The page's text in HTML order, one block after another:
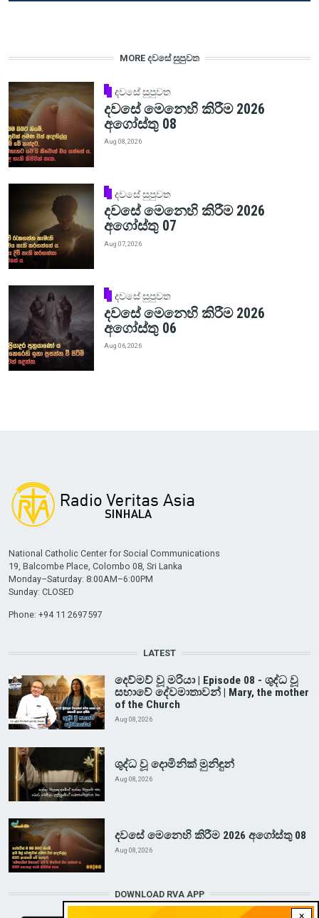
MORE දවසේ සුපුවත
දවසේ සුපුවත
දවසේ මෙනෙහි කිරීම 2026
අගෝස්තු 08
Aug 08, 2026
දවසේ සුපුවත
දවසේ මෙනෙහි කිරීම 2026
අගෝස්තු 07
Aug 07, 2026
දවසේ සුපුවත
දවසේ මෙනෙහි කිරීම 2026
අගෝස්තු 06
Aug 06, 2026
National Catholic Center for Social Communications
19, Balcombe Place, Colombo 08, Sri Lanka
Monday–Saturday: 8:00AM–6:00PM
Sunday: CLOSED
Phone: +94 11 2697597
LATEST
දෙව්මව් වූ මරියා | Episode 08 - ශුද්ධ වූ
සභාවේ දේවමාතාවන් | Mary, the mother
of the Church
Aug 08, 2026
ශුද්ධ වූ දොමිනික් මුනිඳුන්
Aug 08, 2026
දවසේ මෙනෙහි කිරීම 2026 අගෝස්තු 08
Aug 08, 2026
DOWNLOAD RVA APP